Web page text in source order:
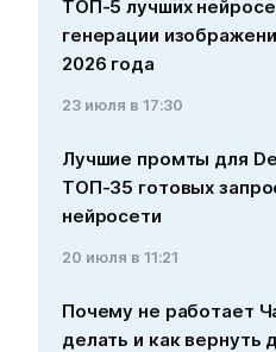
ТОП-5 лучших
генерации
2026 года
23 июля в 17:30
Лучшие промты для
ТОП-35 готовых
нейросети
20 июля в 11:21
Почему не работает
делать и как вернуть